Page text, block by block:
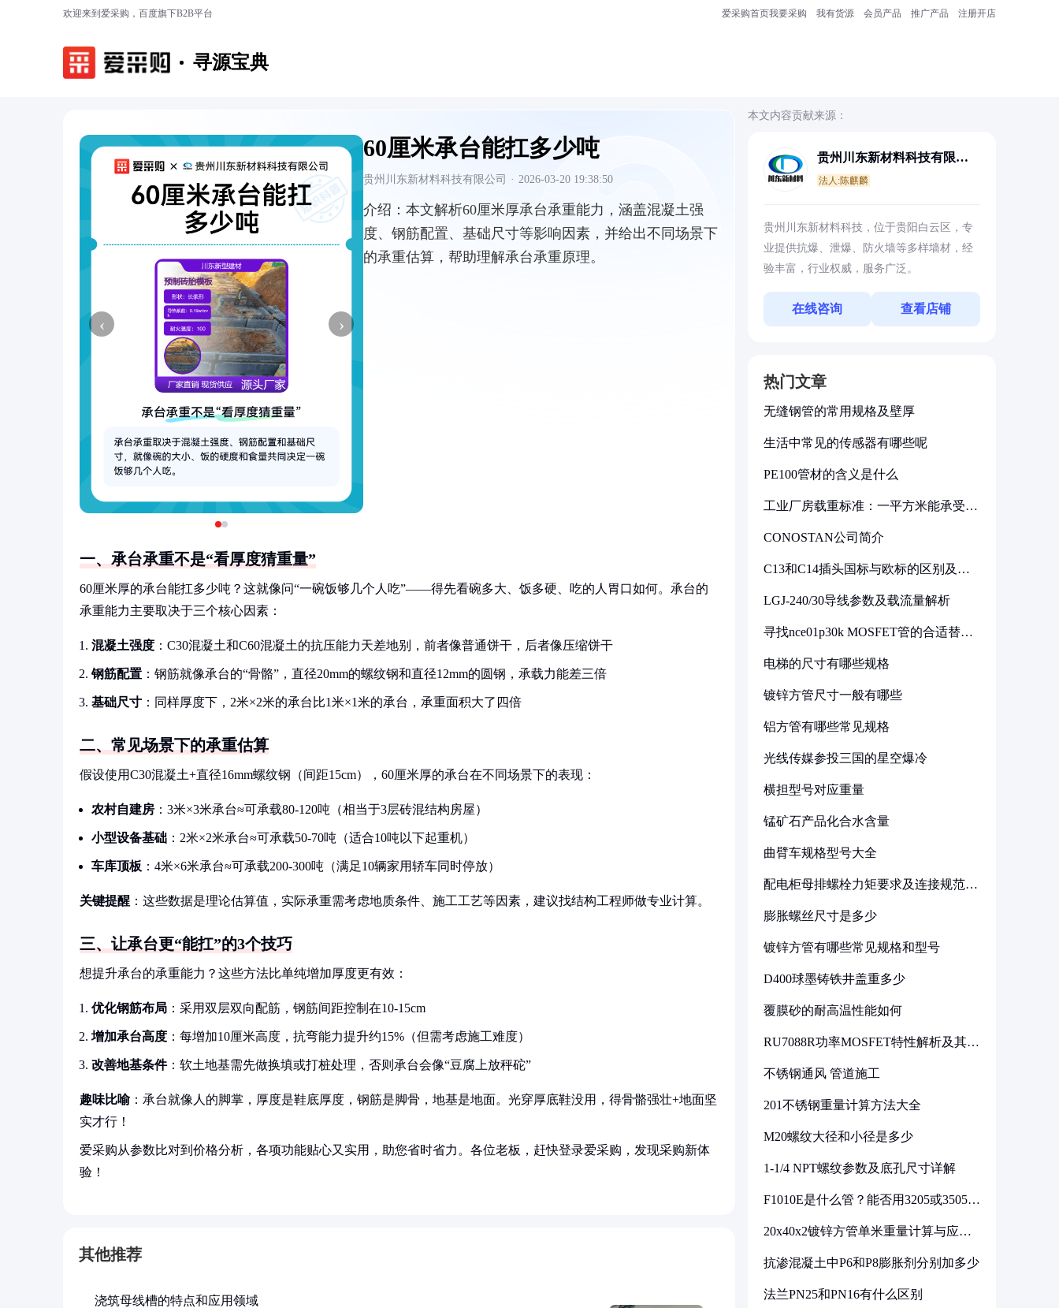
欢迎来到爱采购，百度旗下B2B平台 爱采购首页我要采购 我有货源 会员产品 推广产品 注册开店
寻源宝典
‹ ›
60厘米承台能扛多少吨
贵州川东新材料科技有限公司 · 2026-03-20 19:38:50
介绍： 本文解析60厘米厚承台承重能力，涵盖混凝土强
度、钢筋配置、基础尺寸等影响因素，并给出不同场景下
的承重估算，帮助理解承台承重原理。
一、承台承重不是“看厚度猜重量”
60厘米厚的承台能扛多少吨？这就像问“一碗饭够几个人吃”——得先看碗多大、饭多硬、吃的人胃口如何。承台的
承重能力主要取决于三个核心因素：
混凝土强度 ：C30混凝土和C60混凝土的抗压能力天差地别，前者像普通饼干，后者像压缩饼干
钢筋配置 ：钢筋就像承台的“骨骼”，直径20mm的螺纹钢和直径12mm的圆钢，承载力能差三倍
基础尺寸 ：同样厚度下，2米×2米的承台比1米×1米的承台，承重面积大了四倍
二、常见场景下的承重估算
假设使用C30混凝土+直径16mm螺纹钢（间距15cm），60厘米厚的承台在不同场景下的表现：
农村自建房 ：3米×3米承台≈可承载80-120吨（相当于3层砖混结构房屋）
小型设备基础 ：2米×2米承台≈可承载50-70吨（适合10吨以下起重机）
车库顶板 ：4米×6米承台≈可承载200-300吨（满足10辆家用轿车同时停放）
关键提醒 ：这些数据是理论估算值，实际承重需考虑地质条件、施工工艺等因素，建议找结构工程师做专业计算。
三、让承台更“能扛”的3个技巧
想提升承台的承重能力？这些方法比单纯增加厚度更有效：
优化钢筋布局 ：采用双层双向配筋，钢筋间距控制在10-15cm
增加承台高度 ：每增加10厘米高度，抗弯能力提升约15%（但需考虑施工难度）
改善地基条件：软土地基需先做换填或打桩处理，否则承台会像“豆腐上放秤砣”
趣味比喻：承台就像人的脚掌，厚度是鞋底厚度，钢筋是脚骨，地基是地面。光穿厚底鞋没用，得骨骼强壮+地面坚
实才行！
爱采购从参数比对到价格分析，各项功能贴心又实用，助您省时省力。各位老板，赶快登录爱采购，发现采购新体
验！
其他推荐
浇筑母线槽的特点和应用领域
本文内容贡献来源：
贵州川东新材料科技有限公
法人:陈麒麟
贵州川东新材料科技，位于贵阳白云区，专
业提供抗爆、泄爆、防火墙等多样墙材，经
验丰富，行业权威，服务广泛。
在线咨询 查看店铺
热门文章
无缝钢管的常用规格及壁厚
生活中常见的传感器有哪些呢
PE100管材的含义是什么
工业厂房载重标准：一平方米能承受多
CONOSTAN公司简介
C13和C14插头国标与欧标的区别及其
LGJ-240/30导线参数及载流量解析
寻找nce01p30k MOSFET管的合适替代
电梯的尺寸有哪些规格
镀锌方管尺寸一般有哪些
铝方管有哪些常见规格
光线传媒参投三国的星空爆冷
横担型号对应重量
锰矿石产品化合水含量
曲臂车规格型号大全
配电柜母排螺栓力矩要求及连接规范详
膨胀螺丝尺寸是多少
镀锌方管有哪些常见规格和型号
D400球墨铸铁井盖重多少
覆膜砂的耐高温性能如何
RU7088R功率MOSFET特性解析及其在
不锈钢通风 管道施工
201不锈钢重量计算方法大全
M20螺纹大径和小径是多少
1-1/4 NPT螺纹参数及底孔尺寸详解
F1010E是什么管？能否用3205或3505代
20x40x2镀锌方管单米重量计算与应用
抗渗混凝土中P6和P8膨胀剂分别加多少
法兰PN25和PN16有什么区别